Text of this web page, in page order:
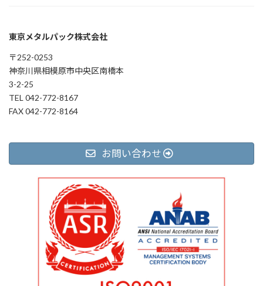
東京メタルパック株式会社
〒252-0253
神奈川県相模原市中央区南橋本
3-2-25
TEL 042-772-8167
FAX 042-772-8164
お問い合わせ